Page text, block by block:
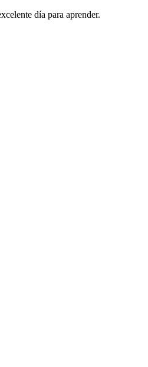
día para aprender.